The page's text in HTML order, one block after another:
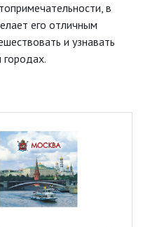
в
его отличным
и узнавать